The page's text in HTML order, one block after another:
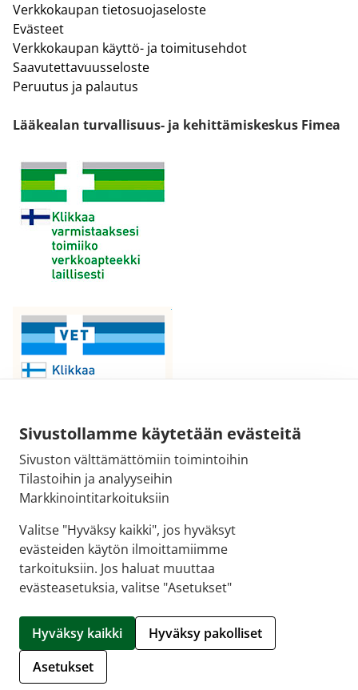
Sivustollamme käytetään evästeitä
Sivuston välttämättömiin toimintoihin
Tilastoihin ja analyyseihin
Markkinointitarkoituksiin
Valitse "Hyväksy kaikki", jos hyväksyt
evästeiden käytön ilmoittamiimme
tarkoituksiin. Jos haluat muuttaa
evästeasetuksia, valitse "Asetukset"
Hyväksy kaikki
Hyväksy pakolliset
Asetukset
Verkkokaupan tietosuojaseloste
Evästeet
Verkkokaupan käyttö- ja toimitusehdot
Saavutettavuusseloste
Peruutus ja palautus
Lääkealan turvallisuus- ja kehittämiskeskus Fimea
Sähköpostiosoite:
kirjaamo@fimea.fi
Fimean vaihde:
029 522 3341
Hallitse evästeitä